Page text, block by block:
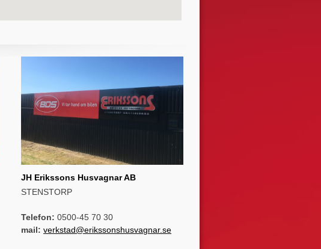
JH Erikssons Husvagnar AB
STENSTORP
Telefon: 0500-45 70 30
mail: verkstad@erikssonshusvagnar.se